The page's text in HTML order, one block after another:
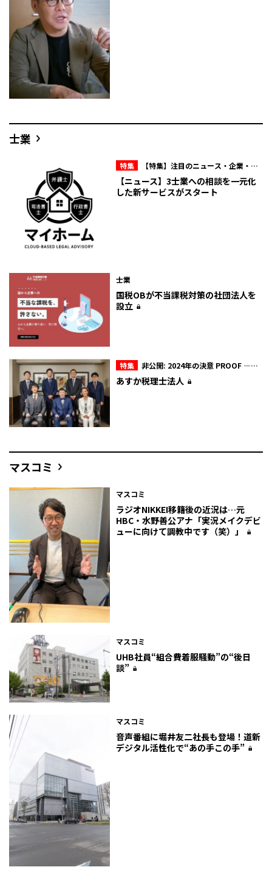
士業
特集
【特集】注目のニュース・企業・人
物【ニュース】3士業への相談を一元化
した新サービスがスタート
士業
国税OBが不当課税対策の社団法人を
設立
特集
非公開: 2024年の決意 PROOF ―証
明―
あすか税理士法人
マスコミ
マスコミ
ラジオNIKKEI移籍後の近況は…元
HBC・水野善公アナ「実況メイクデビ
ューに向けて調教中です（笑）」
マスコミ
UHB社員“組合費着服騒動”の“後日
談”
マスコミ
音声番組に堀井友二社長も登場！道新
デジタル活性化で“あの手この手”